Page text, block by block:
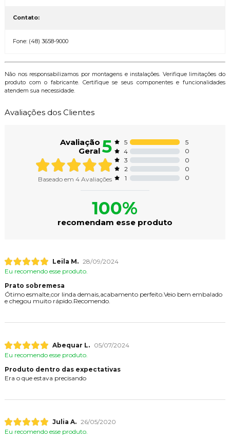
Contato:
Fone: (48) 3658-9000
Não nos responsabilizamos por montagens e instalações. Verifique limitações do
produto com o fabricante. Certifique se seus componentes e funcionalidades
atendem sua necessidade.
Avaliações dos Clientes
Avaliação
Geral5
Baseado em 4Avaliações
5
5
4
0
3
0
2
0
1
0
100%
recomendam esse produto
Leila M. 28/09/2024
Eu recomendo esse produto.
Prato sobremesa
Ótimo esmalte,cor linda demais,acabamento perfeito.Veio bem embalado
e chegou muito rápido.Recomendo.
Abequar L.
05/07/2024
Eu recomendo esse produto.
Produto dentro das expectativas
Era o que estava precisando
Julia A. 26/05/2020
Eu recomendo esse produto.